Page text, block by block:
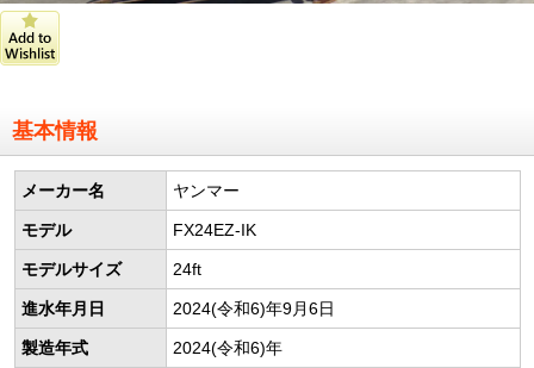
基本情報
メーカー名 ヤンマー
モデル FX24EZ-IK
モデルサイズ 24ft
進水年月日 2024(令和6)年9月6日
製造年式 2024(令和6)年